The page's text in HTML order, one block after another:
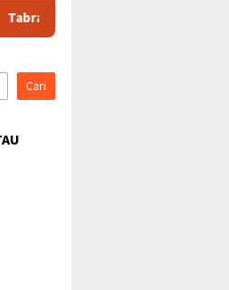
Tower PT Gihon di
Cari